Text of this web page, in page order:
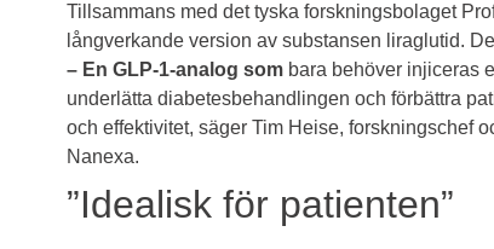
Tillsammans med dettyska forskningsbolaget
långverkande version av substansen liraglutid.
– En GLP-1-analog sombara behöver injiceras
underlätta diabetesbehandlingen och förbättra
och effektivitet, säger Tim Heise, forskningschef
Nanexa.
”Idealisk för patienten”